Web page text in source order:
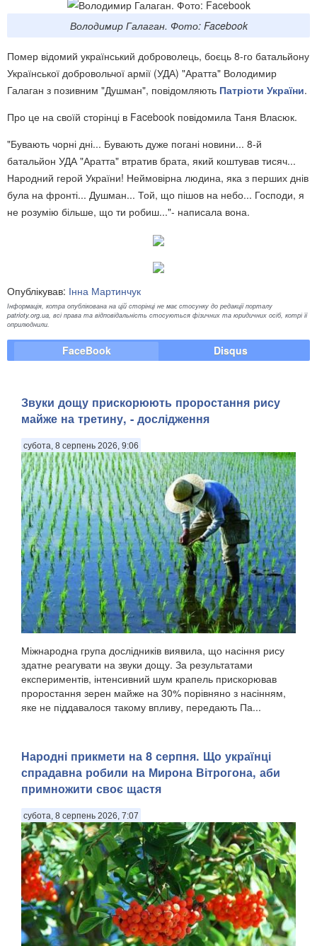
Володимир Галаган. Фото: Facebook
Помер відомий український доброволець, боєць 8-го батальйону
Української добровольчої армії (УДА) "Аратта" Володимир
Галаган з позивним "Душман", повідомляють Патріоти України.
Про це на своїй сторінці в Facebook повідомила Таня Власюк.
"Бувають чорні дні... Бувають дуже погані новини... 8-й
батальйон УДА "Аратта" втратив брата, який коштував тисяч...
Народний герой України! Неймовірна людина, яка з перших днів
була на фронті... Душман... Той, що пішов на небо... Господи, я
не розумію більше, що ти робиш..."- написала вона.
Опублікував: Інна Мартинчук
Інформація, котра опублікована на цій сторінці не має стосунку до редакції порталу
patrioty.org.ua, всі права та відповідальність стосуються фізичних та юридичних осіб, котрі її
оприлюднили.
FaceBook Disqus
Звуки дощу прискорюють проростання рису
майже на третину, - дослідження
субота, 8 серпень 2026, 9:06
Міжнародна група дослідників виявила, що насіння рису
здатне реагувати на звуки дощу. За результатами
експериментів, інтенсивний шум крапель прискорював
проростання зерен майже на 30% порівняно з насінням,
яке не піддавалося такому впливу, передають Па...
Народні прикмети на 8 серпня. Що українці
спрадавна робили на Мирона Вітрогона, аби
примножити своє щастя
субота, 8 серпень 2026, 7:07